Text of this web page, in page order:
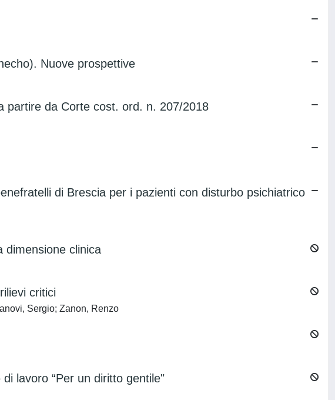
Nuove prospettive
partire da Corte cost. ord. n. 207/2018
di Brescia per i pazienti con disturbo psichiatrico
dimensione clinica
critici
Sergio; Zanon, Renzo
lavoro “Per un diritto gentile"